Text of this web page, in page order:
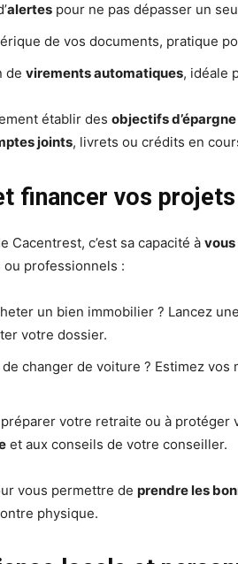
alertes pour ne pas dépasser un
de vos documents, pratique
de virements automatiques, idéale
établir des objectifs d’épargne
joints, livrets ou crédits en
financer vos projets
Cacentrest, c’est sa capacité à
professionnels :
un bien immobilier ? Lancez une
votre dossier.
changer de voiture ? Estimez
votre retraite ou à protéger
et aux conseils de votre conseiller.
vous permettre de prendre les
physique.